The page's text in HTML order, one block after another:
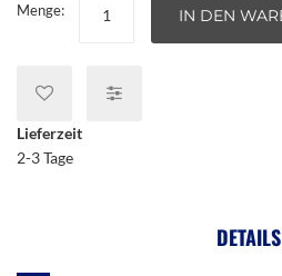
Menge: IN DEN
Lieferzeit
2-3 Tage
DETAILS